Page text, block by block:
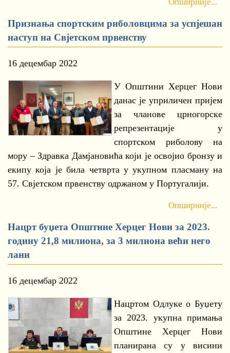
Признања спортским риболовцима за успјешан
наступ на Свјетском првенству
16 децембар 2022
У Општини Херцег Нови
данас је уприличен пријем
за чланове црногорске
репрезентације у
спортском риболову на
мору – Здравка Дамјановића који је освојио бронзу и
екипу која је била четврта у укупном пласману на
57. Свјетском првенству одржаном у Португалији.
Опширније...
Нацрт буџета Општине Херцег Нови за 2023.
годину 21,8 милиона, за 3 милиона већи него
лани
16 децембар 2022
Нацртом Одлуке о Буџету
за 2023. укупна примања
Општине Херцег Нови
планирана су у висини